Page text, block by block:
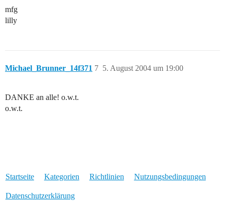
mfg
lilly
Michael_Brunner_14f371 5. August 2004 um 19:00
7
DANKE an alle! o.w.t.
o.w.t.
Startseite Kategorien Richtlinien Nutzungsbedingungen
Datenschutzerklärung